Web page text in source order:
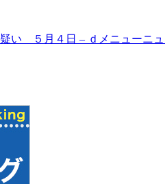
い ５月４日 – ｄメニューニ